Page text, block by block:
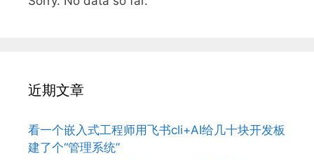
近期文章
看一个嵌入式工程师用飞书cli+AI给几十块开发板
建了个“管理系统”